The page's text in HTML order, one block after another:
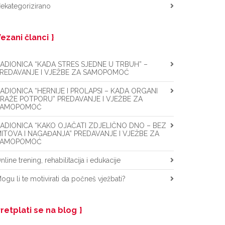
članci
“KADA STRES SJEDNE U TRBUH” –
I VJEŽBE ZA SAMOPOMOĆ
“HERNIJE I PROLAPSI – KADA ORGANI
POTPORU” PREDAVANJE I VJEŽBE ZA
“KAKO OJAČATI ZDJELIČNO DNO – BEZ
I NAGAĐANJA” PREDAVANJE I VJEŽBE ZA
trening, rehabilitacija i edukacije
li te motivirati da počneš vježbati?
se na blog